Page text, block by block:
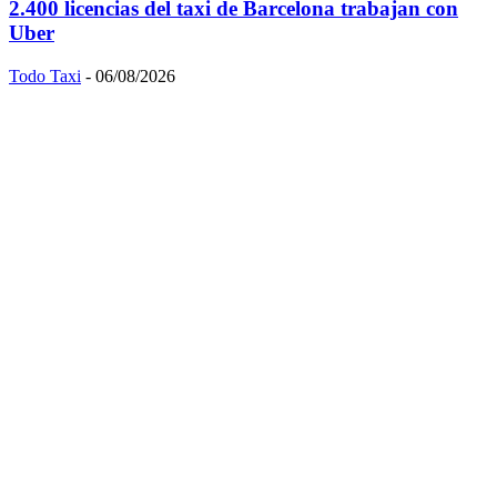
2.400 licencias del taxi de Barcelona trabajan con
Uber
Todo Taxi - 06/08/2026